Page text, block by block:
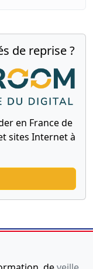
de reprise ?
en France de
sites Internet à